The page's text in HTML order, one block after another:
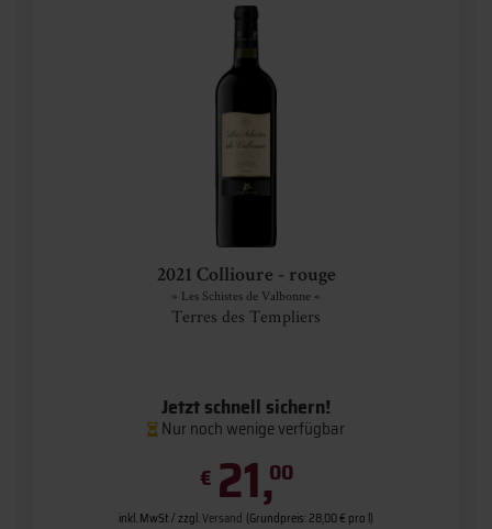
2021 Collioure - rouge
» Les Schistes de Valbonne «
Terres des Templiers
Jetzt schnell sichern!
Nur noch wenige verfügbar
€ 21,00
inkl. MwSt. / zzgl.Versand (Grundpreis: 28,00 € pro l)